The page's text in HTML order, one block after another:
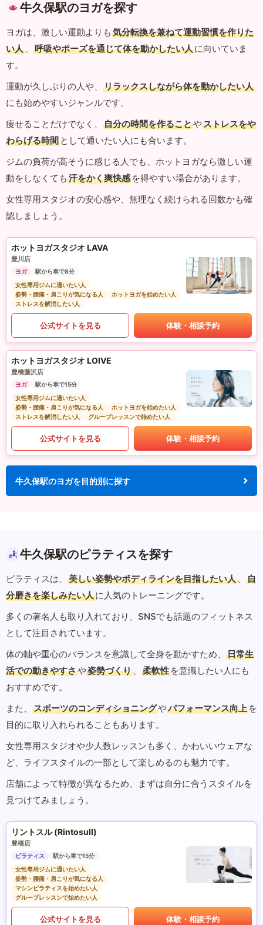
牛久保駅のヨガを探す
ヨガは、激しい運動よりも 気分転換を兼ねて運動習慣を作りた
い人 、 呼吸やポーズを通じて体を動かしたい人に向いていま
す。
運動が久しぶりの人や、
リラックスしながら体を動かしたい人
にも始めやすいジャンルです。
痩せることだけでなく、
自分の時間を作ることやストレスをや
わらげる時間 として通いたい人にも合います。
ジムの負荷が高そうに感じる人でも、ホットヨガなら激しい運
動をしなくても 汗をかく爽快感 を得やすい場合があります。
女性専用スタジオの安心感や、無理なく続けられる回数かも確
認しましょう。
ホットヨガスタジオ LAVA
豊川店
ヨガ
駅から車で8分
女性専用ジムに通いたい人
姿勢・腰痛・肩こりが気になる人
ホットヨガを始めたい人
ストレスを解消したい人
公式サイトを見る 体験・相談予約
ホットヨガスタジオ LOIVE
豊橋藤沢店
ヨガ
駅から車で15分
女性専用ジムに通いたい人
姿勢・腰痛・肩こりが気になる人
ホットヨガを始めたい人
ストレスを解消したい人
グループレッスンで始めたい人
公式サイトを見る 体験・相談予約
牛久保駅のヨガを目的別に探す
牛久保駅のピラティスを探す
ピラティスは、 美しい姿勢やボディラインを目指したい人 、
自
分磨きを楽しみたい人に人気のトレーニングです。
多くの著名人も取り入れており、SNSでも話題のフィットネス
として注目されています。
体の軸や重心のバランスを意識して全身を動かすため、
日常生
活での動きやすさや姿勢づくり 、 柔軟性 を意識したい人にも
おすすめです。
また、
スポーツのコンディショニングやパフォーマンス向上 を
目的に取り入れられることもあります。
女性専用スタジオや少人数レッスンも多く、かわいいウェアな
ど、ライフスタイルの一部として楽しめるのも魅力です。
店舗によって特徴が異なるため、まずは自分に合うスタイルを
見つけてみましょう。
リントスル (Rintosull)
豊橋店
ピラティス
駅から車で15分
女性専用ジムに通いたい人
姿勢・腰痛・肩こりが気になる人
マシンピラティスを始めたい人
グループレッスンで始めたい人
公式サイトを見る 体験・相談予約